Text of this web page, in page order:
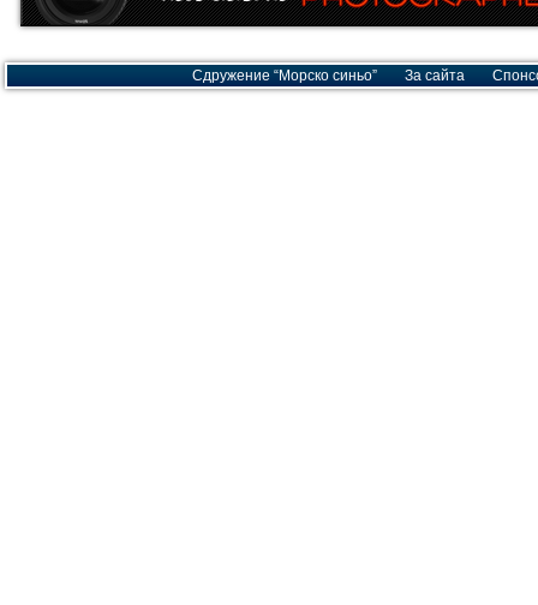
Сдружение “Морско синьо” За сайта